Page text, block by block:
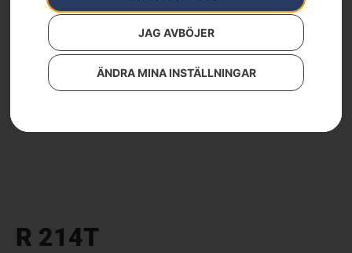
JAG AVBÖJER
ÄNDRA MINA INSTÄLLNINGAR
R 214T